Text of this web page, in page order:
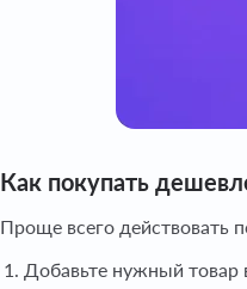
Как покупать
Проще всего действовать
Добавьте нужный товар